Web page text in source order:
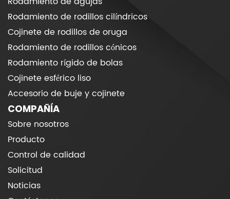
Rodamiento de rodillos cilíndricos
Cojinete de rodillos de oruga
Rodamiento de rodillos cónicos
Rodamiento rígido de bolas
Cojinete esférico liso
Accesorio de buje y cojinete
COMPAÑÍA
Sobre nosotros
Producto
Control de calidad
Solicitud
Noticias